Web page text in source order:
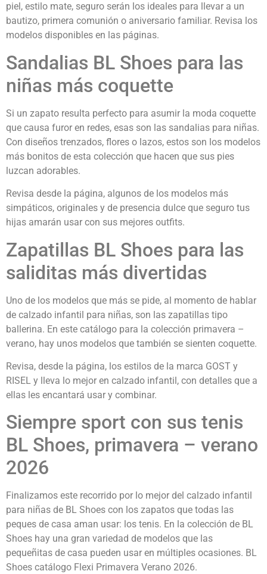
piel, estilo mate, seguro serán los ideales para llevar a un
bautizo, primera comunión o aniversario familiar. Revisa los
modelos disponibles en las páginas.
Sandalias BL Shoes para las
niñas más coquette
Si un zapato resulta perfecto para asumir la moda coquette
que causa furor en redes, esas son las sandalias para niñas.
Con diseños trenzados, flores o lazos, estos son los modelos
más bonitos de esta colección que hacen que sus pies
luzcan adorables.
Revisa desde la página, algunos de los modelos más
simpáticos, originales y de presencia dulce que seguro tus
hijas amarán usar con sus mejores outfits.
Zapatillas BL Shoes para las
saliditas más divertidas
Uno de los modelos que más se pide, al momento de hablar
de calzado infantil para niñas, son las zapatillas tipo
ballerina. En este catálogo para la colección primavera –
verano, hay unos modelos que también se sienten coquette.
Revisa, desde la página, los estilos de la marca GOST y
RISEL y lleva lo mejor en calzado infantil, con detalles que a
ellas les encantará usar y combinar.
Siempre sport con sus tenis
BL Shoes, primavera – verano
2026
Finalizamos este recorrido por lo mejor del calzado infantil
para niñas de BL Shoes con los zapatos que todas las
peques de casa aman usar: los tenis. En la colección de BL
Shoes hay una gran variedad de modelos que las
pequeñitas de casa pueden usar en múltiples ocasiones. BL
Shoes catálogo Flexi Primavera Verano 2026.